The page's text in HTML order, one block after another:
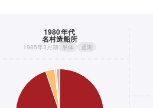
1980年代
名村造船所
1985年3月期 単体 通期